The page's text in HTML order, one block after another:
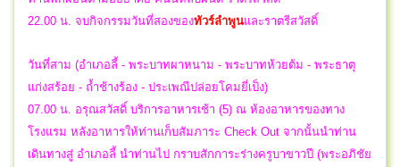
22.00 น. จบกิจกรรมวันที่สองของทัวร์ลำพูนและราตรีสวัสดิ์
วันที่สาม (อำเภอลี้ - พระบาทผาหนาม - พระบาทห้วยต้ม - พระธาตุ
แก่งสร้อย - ถ้ำช้างร้อง - ประเพณีปล่อยโคมยี่เป็ง)
07.00 น. อรุณสวัสดิ์ บริการอาหารเช้า (5) ณ ห้องอาหารของทาง
โรงแรม หลังอาหารให้ท่านเก็บสัมภาระ Check Out จากนั้นนำท่าน
เดินทางสู่ อำเภอลี้ นำท่านไป กราบสักการะร่างครูบาขาวปี (พระอภิชัย